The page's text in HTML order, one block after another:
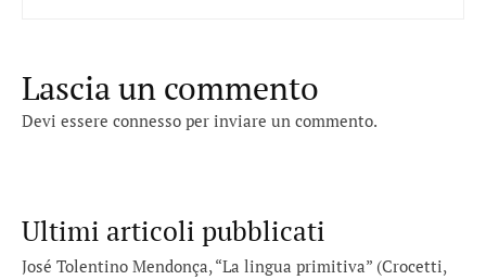
Lascia un commento
Devi essere connesso per inviare un commento.
Ultimi articoli pubblicati
José Tolentino Mendonça, “La lingua primitiva” (Crocetti,